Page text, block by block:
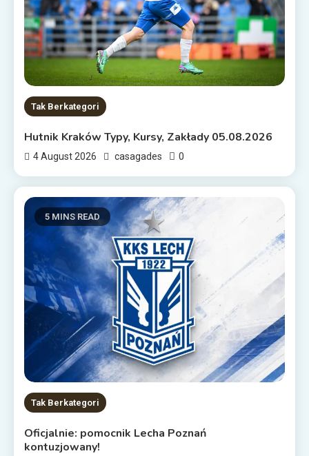
Tak Berkategori
Hutnik Kraków Typy, Kursy, Zakłady 05.08.2026
4 August 2026 casagades 0
5 MINS READ
Tak Berkategori
Oficjalnie: pomocnik Lecha Poznań
kontuzjowany!